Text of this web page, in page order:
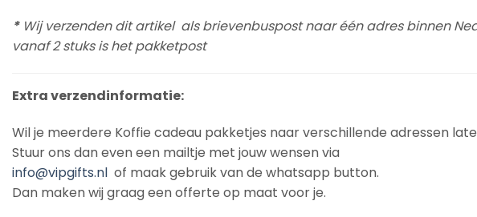
* Wij verzenden dit artikel als brievenbuspost naar één adres binnen
vanaf 2 stuks is het pakketpost
Extra verzendinformatie:
Wil je meerdere Koffie cadeau pakketjes naar verschillende adressen
Stuur ons dan even een mailtje met jouw wensen via
info@vipgifts.nl of maak gebruik van de whatsapp button.
Dan maken wij graag een offerte op maat voor je.